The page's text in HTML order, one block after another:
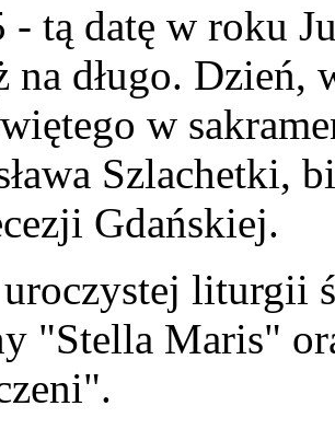
- tą datę w roku
na długo.
w
Szlachetki,
Gdańskiej.
uroczystej liturgii
"Stella Maris"